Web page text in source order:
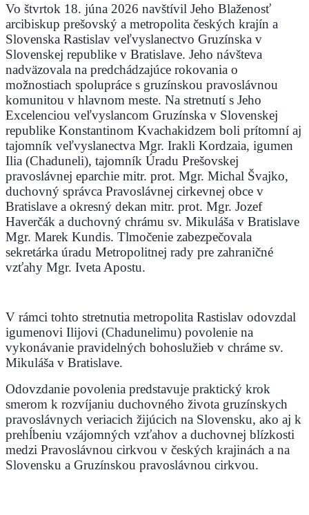
Vo štvrtok 18. júna 2026 navštívil Jeho Blaženosť
arcibiskup prešovský a metropolita českých krajín a
Slovenska Rastislav veľvyslanectvo Gruzínska v
Slovenskej republike v Bratislave. Jeho návšteva
nadväzovala na predchádzajúce rokovania o
možnostiach spolupráce s gruzínskou pravoslávnou
komunitou v hlavnom meste. Na stretnutí s Jeho
Excelenciou veľvyslancom Gruzínska v Slovenskej
republike Konstantinom Kvachakidzem boli prítomní aj
tajomník veľvyslanectva Mgr. Irakli Kordzaia, igumen
Ilia (Chaduneli), tajomník Úradu Prešovskej
pravoslávnej eparchie mitr. prot. Mgr. Michal Švajko,
duchovný správca Pravoslávnej cirkevnej obce v
Bratislave a okresný dekan mitr. prot. Mgr. Jozef
Haverčák a duchovný chrámu sv. Mikuláša v Bratislave
Mgr. Marek Kundis. Tlmočenie zabezpečovala
sekretárka úradu Metropolitnej rady pre zahraničné
vzťahy Mgr. Iveta Apostu.
V rámci tohto stretnutia metropolita Rastislav odovzdal
igumenovi Ilijovi (Chadunelimu) povolenie na
vykonávanie pravidelných bohoslužieb v chráme sv.
Mikuláša v Bratislave.
Odovzdanie povolenia predstavuje praktický krok
smerom k rozvíjaniu duchovného života gruzínskych
pravoslávnych veriacich žijúcich na Slovensku, ako aj k
prehĺbeniu vzájomných vzťahov a duchovnej blízkosti
medzi Pravoslávnou cirkvou v českých krajinách a na
Slovensku a Gruzínskou pravoslávnou cirkvou.